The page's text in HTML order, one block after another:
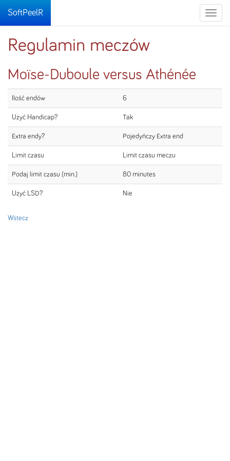
Toggle
SoftPeelR
Regulamin meczów
Moïse-Duboule versus Athénée
Ilość endów 6
Użyć Handicap? Tak
Extra endy? Pojedyńczy Extra end
Limit czasu Limit czasu meczu
Podaj limit czasu (min.) 80 minutes
Użyć LSD? Nie
Wstecz